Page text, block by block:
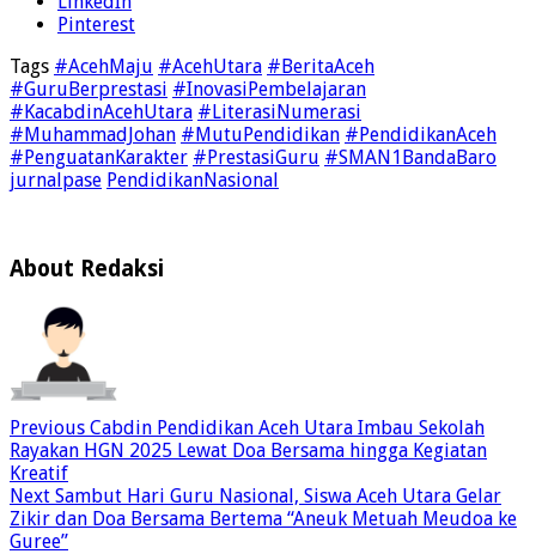
Pinterest
Tags #AcehMaju #AcehUtara #BeritaAceh
#GuruBerprestasi #InovasiPembelajaran
#KacabdinAcehUtara #LiterasiNumerasi
#MuhammadJohan #MutuPendidikan #PendidikanAceh
#PenguatanKarakter #PrestasiGuru #SMAN1BandaBaro
jurnalpase PendidikanNasional
About Redaksi
Previous Cabdin Pendidikan Aceh Utara Imbau Sekolah
Rayakan HGN 2025 Lewat Doa Bersama hingga Kegiatan
Kreatif
Next Sambut Hari Guru Nasional, Siswa Aceh Utara Gelar
Zikir dan Doa Bersama Bertema “Aneuk Metuah Meudoa ke
Guree”